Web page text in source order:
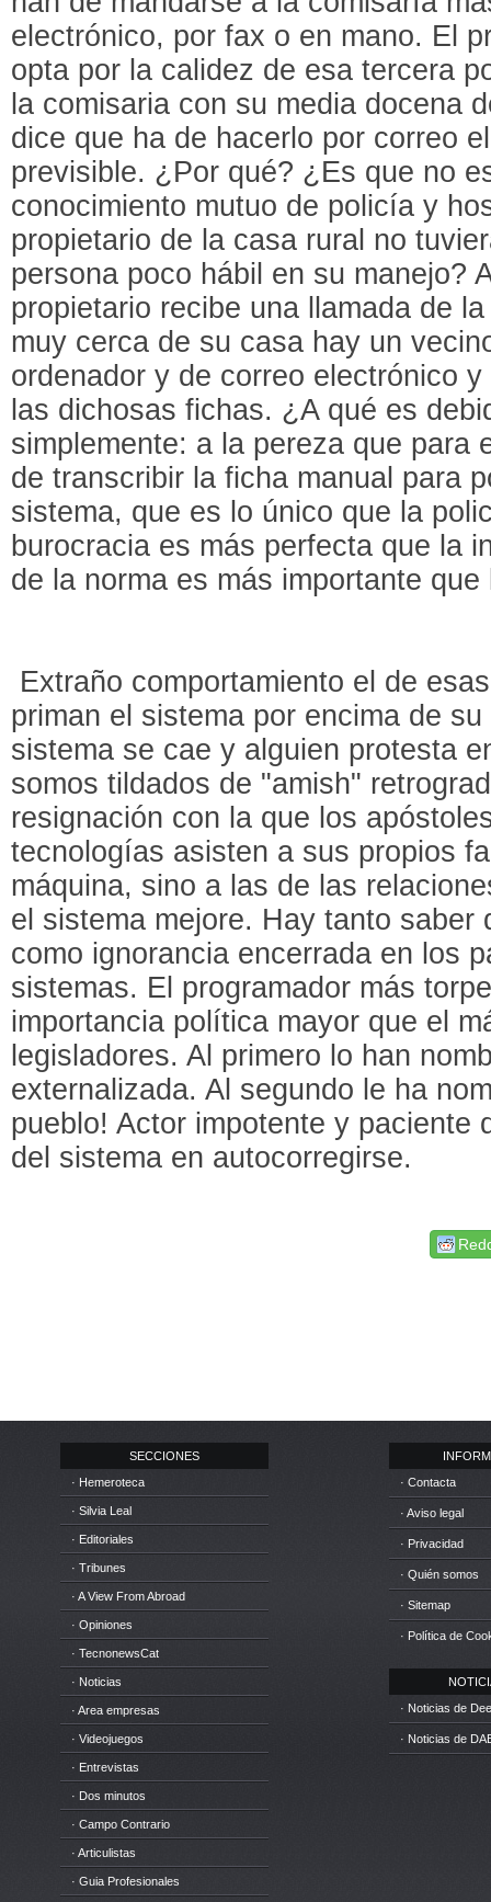
electrónico, por fax o en mano. El
opta por la calidez de esa tercera
la comisaria con su media docena
dice que ha de hacerlo por correo
previsible. ¿Por qué? ¿Es que no
conocimiento mutuo de policía y
propietario de la casa rural no
persona poco hábil en su manejo?
propietario recibe una llamada de
muy cerca de su casa hay un
ordenador y de correo electrónico
las dichosas fichas. ¿A qué es
simplemente: a la pereza que para
de transcribir la ficha manual para
sistema, que es lo único que la
burocracia es más perfecta que la
de la norma es más importante
Extraño comportamiento el de
priman el sistema por encima de
sistema se cae y alguien protesta
somos tildados de "amish"
resignación con la que los
tecnologías asisten a sus propios
máquina, sino a las de las
el sistema mejore. Hay tanto saber
como ignorancia encerrada en los
sistemas. El programador más
importancia política mayor que el
legisladores. Al primero lo han
externalizada. Al segundo le ha
pueblo! Actor impotente y paciente
del sistema en autocorregirse.
SECCIONES
· Hemeroteca
· Silvia Leal
· Editoriales
· Tribunes
· A View From Abroad
· Opiniones
· TecnonewsCat
· Noticias
· Area empresas
· Videojuegos
· Entrevistas
· Dos minutos
· Campo Contrario
· Articulistas
· Guia Profesionales
· Contacta
· Aviso legal
· Privacidad
· Quién somos
· Sitemap
· Política de
· Noticias de
· Noticias de